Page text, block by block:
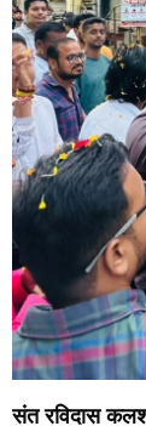
संत रविदास कलश